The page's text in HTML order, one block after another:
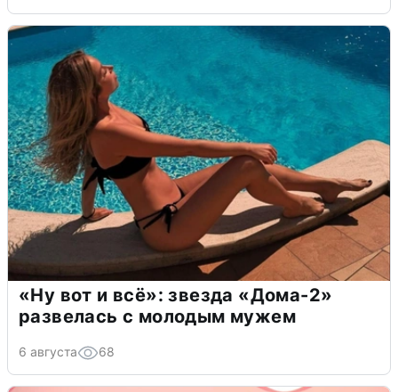
«Ну вот и всё»: звезда «Дома-2»
развелась с молодым мужем
6 августа 68